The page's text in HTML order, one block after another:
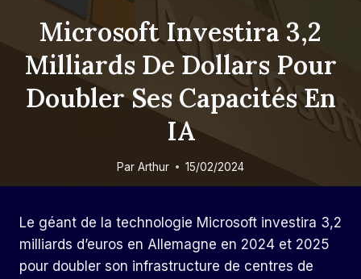
Microsoft Investira 3,2
Milliards De Dollars Pour
Doubler Ses Capacités En
IA
Par Arthur 15/02/2024
Le géant de la technologie Microsoft investira 3,2
milliards d’euros en Allemagne en 2024 et 2025
pour doubler son infrastructure de centres de